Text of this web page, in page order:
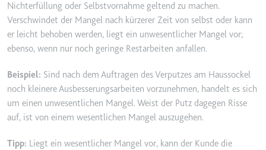
_gcl_ls
www.googletagmanager.com
zwischen dem Nutzer und den
Werbebannern auf der Website -
Dies dient der Optimierung der
Relevanz der Werbung auf der
Ablauf:
Beständig
Nichterfüllung oder Selbstvornahme geltend zu machen.
Verschwindet der Mangel nach kürzerer Zeit von selbst oder kann
er leicht behoben werden, liegt ein unwesentlicher Mangel vor;
ebenso, wenn nur noch geringe Restarbeiten anfallen.
Beispiel: Sind nach dem Auftragen des Verputzes am Haussockel
noch kleinere Ausbesserungsarbeiten vorzunehmen, handelt es sich
um einen unwesentlichen Mangel. Weist der Putz dagegen Risse
auf, ist von einem wesentlichen Mangel auszugehen.
Tipp: Liegt ein wesentlicher Mangel vor, kann der Kunde die